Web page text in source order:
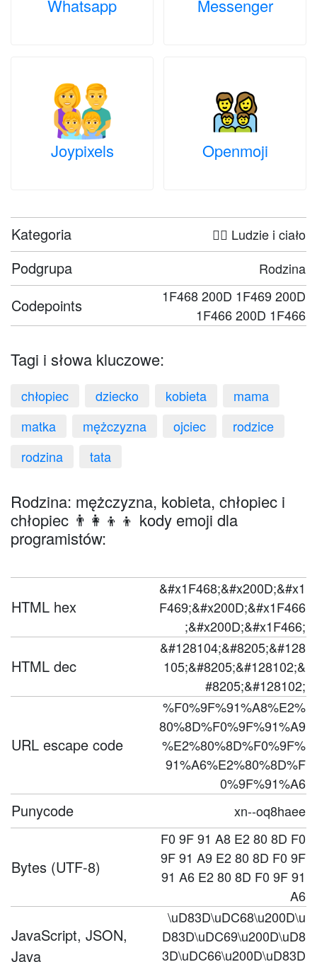
Whatsapp Messenger
Joypixels Openmoji
Kategoria 🤦‍♀️ Ludzie i ciało
Podgrupa Rodzina
Codepoints
1F468 200D 1F469 200D
1F466 200D 1F466
Tagi i słowa kluczowe:
chłopiec dziecko kobieta
mama
matka
mężczyzna ojciec
rodzice
rodzina
tata
Rodzina: mężczyzna, kobieta, chłopiec i
chłopiec 👨‍👩‍👦‍👦 kody emoji dla
programistów:
HTML hex
&#x1F468;&#x200D;&#x1
F469;&#x200D;&#x1F466
;&#x200D;&#x1F466;
HTML dec
&#128104;&#8205;&#128
105;&#8205;&#128102;&
#8205;&#128102;
URL escape code
%F0%9F%91%A8%E2%
80%8D%F0%9F%91%A9
%E2%80%8D%F0%9F%
91%A6%E2%80%8D%F
0%9F%91%A6
Punycode xn--oq8haee
Bytes (UTF-8)
F0 9F 91 A8 E2 80 8D F0
9F 91 A9 E2 80 8D F0 9F
91 A6 E2 80 8D F0 9F 91
A6
JavaScript, JSON,
Java
\uD83D\uDC68\u200D\u
D83D\uDC69\u200D\uD8
3D\uDC66\u200D\uD83D